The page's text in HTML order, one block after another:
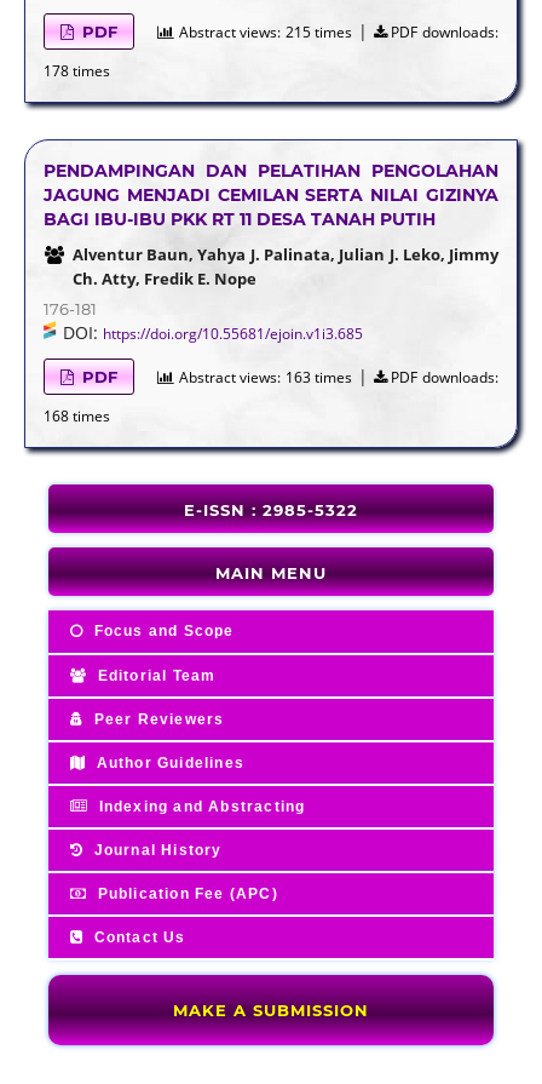
PDF Abstract views: 215 times |
PDF downloads:
178 times
PENDAMPINGAN DAN PELATIHAN PENGOLAHAN
JAGUNG MENJADI CEMILAN SERTA NILAI GIZINYA
BAGI IBU-IBU PKK RT 11 DESA TANAH PUTIH
Alventur Baun, Yahya J. Palinata, Julian J. Leko, Jimmy
Ch. Atty, Fredik E. Nope
176-181
DOI: https://doi.org/10.55681/ejoin.v1i3.685
PDF Abstract views: 163 times |
PDF downloads:
168 times
E-ISSN : 2985-5322
MAIN MENU
Focus and Scope
Editorial Team
Peer Reviewers
Author Guidelines
Indexing and Abstracting
Journal History
Publication Fee (APC)
Contact Us
MAKE A SUBMISSION